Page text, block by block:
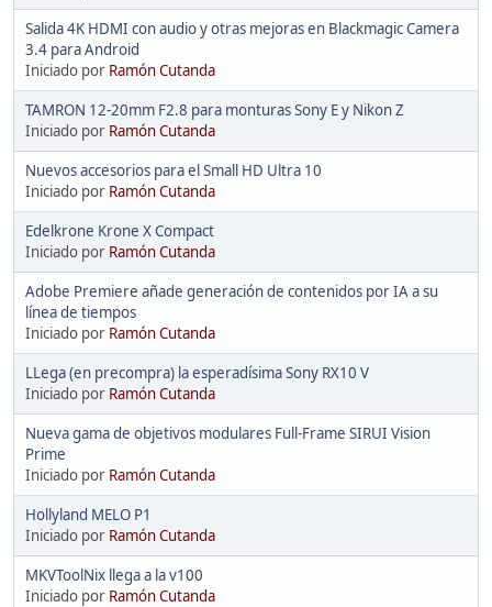
Salida 4K HDMI con audio y otras mejoras en Blackmagic Camera
3.4 para Android
Iniciado por Ramón Cutanda
TAMRON 12-20mm F2.8 para monturas Sony E y Nikon Z
Iniciado por Ramón Cutanda
Nuevos accesorios para el Small HD Ultra 10
Iniciado por Ramón Cutanda
Edelkrone Krone X Compact
Iniciado por Ramón Cutanda
Adobe Premiere añade generación de contenidos por IA a su
línea de tiempos
Iniciado por Ramón Cutanda
LLega (en precompra) la esperadísima Sony RX10 V
Iniciado por Ramón Cutanda
Nueva gama de objetivos modulares Full-Frame SIRUI Vision
Prime
Iniciado por Ramón Cutanda
Hollyland MELO P1
Iniciado por Ramón Cutanda
MKVToolNix llega a la v100
Iniciado por Ramón Cutanda